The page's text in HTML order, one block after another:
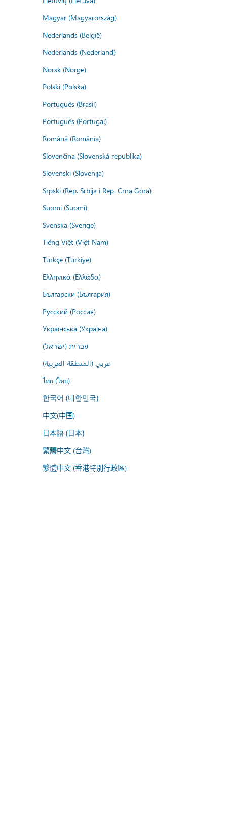
Magyar (Magyarország)
Nederlands (België)
Nederlands (Nederland)
Norsk (Norge)
Polski (Polska)
Português (Brasil)
Português (Portugal)
Română (România)
Slovenčina (Slovenská republika)
Slovenski (Slovenija)
Srpski (Rep. Srbija i Rep. Crna Gora)
Suomi (Suomi)
Svenska (Sverige)
Tiếng Việt (Việt Nam)
Türkçe (Türkiye)
Ελληνικά (Ελλάδα)
Български (България)
Русский (Россия)
Українська (Україна)
עברית (ישראל)
عربي (المنطقة العربية)
ไทย (ไทย)
한국어 (대한민국)
中文(中国)
日本語 (日本)
繁體中文 (台灣)
繁體中文 (香港特別行政區)